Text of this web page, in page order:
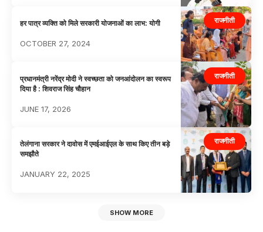
राजनीती
हर पात्र व्यक्ति को मिले सरकारी योजनाओं का लाभ: योगी
OCTOBER 27, 2024
राजनीती
प्रधानमंत्री नरेंद्र मोदी ने स्वच्छता को जनआंदोलन का स्वरूप
दिया है : शिवराज सिंह चौहान
JUNE 17, 2026
राजनीती
तेलंगाना सरकार ने दावोस में एमईआईएल के साथ किए तीन बड़े
समझौते
JANUARY 22, 2025
SHOW MORE